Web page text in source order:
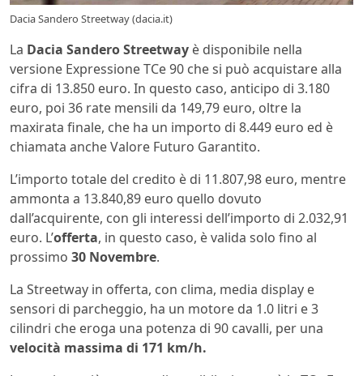
Dacia Sandero Streetway (dacia.it)
La Dacia Sandero Streetway è disponibile nella
versione Expressione TCe 90 che si può acquistare alla
cifra di 13.850 euro. In questo caso, anticipo di 3.180
euro, poi 36 rate mensili da 149,79 euro, oltre la
maxirata finale, che ha un importo di 8.449 euro ed è
chiamata anche Valore Futuro Garantito.
L’importo totale del credito è di 11.807,98 euro, mentre
ammonta a 13.840,89 euro quello dovuto
dall’acquirente, con gli interessi dell’importo di 2.032,91
euro. L’offerta, in questo caso, è valida solo fino al
prossimo 30 Novembre.
La Streetway in offerta, con clima, media display e
sensori di parcheggio, ha un motore da 1.0 litri e 3
cilindri che eroga una potenza di 90 cavalli, per una
velocità massima di 171 km/h.